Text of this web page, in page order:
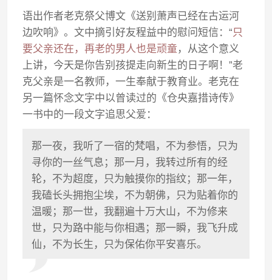
语出作者老克祭父博文《送别萧声已经在古运河
边吹响》。文中摘引好友程益中的慰问短信：“只
要父亲还在，再老的男人也是顽童 ，从这个意义
上讲，今天是你告别孩提走向新生的日子啊！”老
克父亲是一名教师，一生奉献于教育业。老克在
另一篇怀念文字中以曾读过的《仓央嘉措诗传》
一书中的一段文字追思父爱：
那一夜，我听了一宿的梵唱，不为参悟，只为
寻你的一丝气息；那一月，我转过所有的经
轮，不为超度，只为触摸你的指纹；那一年，
我磕长头拥抱尘埃，不为朝佛，只为贴着你的
温暖；那一世，我翻遍十万大山，不为修来
世，只为路中能与你相遇；那一瞬，我飞升成
仙，不为长生，只为保佑你平安喜乐。